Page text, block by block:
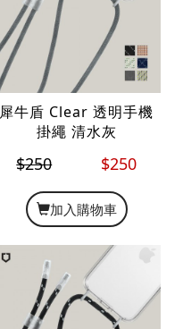
犀牛盾 Clear 透明手機
掛繩 清水灰
$250 $250
加入購物車